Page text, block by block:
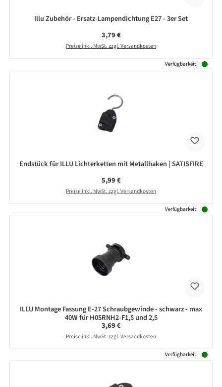
Illu Zubehör - Ersatz-Lampendichtung E27 - 3er Set
Regulärer Preis:
3,79 €
Preise inkl. MwSt. zzgl. Versandkosten
Verfügbarkeit:
Endstück für ILLU Lichterketten mit Metallhaken | SATISFIRE
Regulärer Preis:
5,99 €
Preise inkl. MwSt. zzgl. Versandkosten
Verfügbarkeit:
ILLU Montage Fassung E-27 Schraubgewinde - schwarz - max
40W für H05RNH2-F1,5 und 2,5
Regulärer Preis:
3,69 €
Preise inkl. MwSt. zzgl. Versandkosten
Verfügbarkeit: